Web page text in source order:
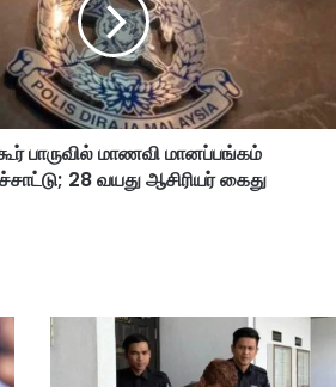
பாருவில் மாணவி மானப்பங்கம்
28 வயது ஆசிரியர் கைது